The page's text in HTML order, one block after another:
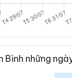
Bình những